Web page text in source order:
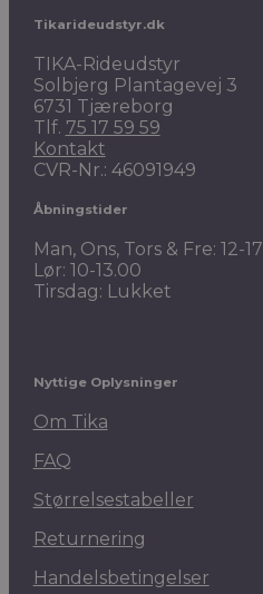
Tikarideudstyr.dk
TIKA-Rideudstyr
Solbjerg Plantagevej 3
6731 Tjæreborg
Tlf. 75 17 59 59
Kontakt
CVR-Nr.: 46091949
Åbningstider
Man, Ons, Tors & Fre: 12-17
Lør: 10-13.00
Tirsdag: Lukket
Nyttige Oplysninger
Om Tika
FAQ
Størrelsestabeller
Returnering
Handelsbetingelser